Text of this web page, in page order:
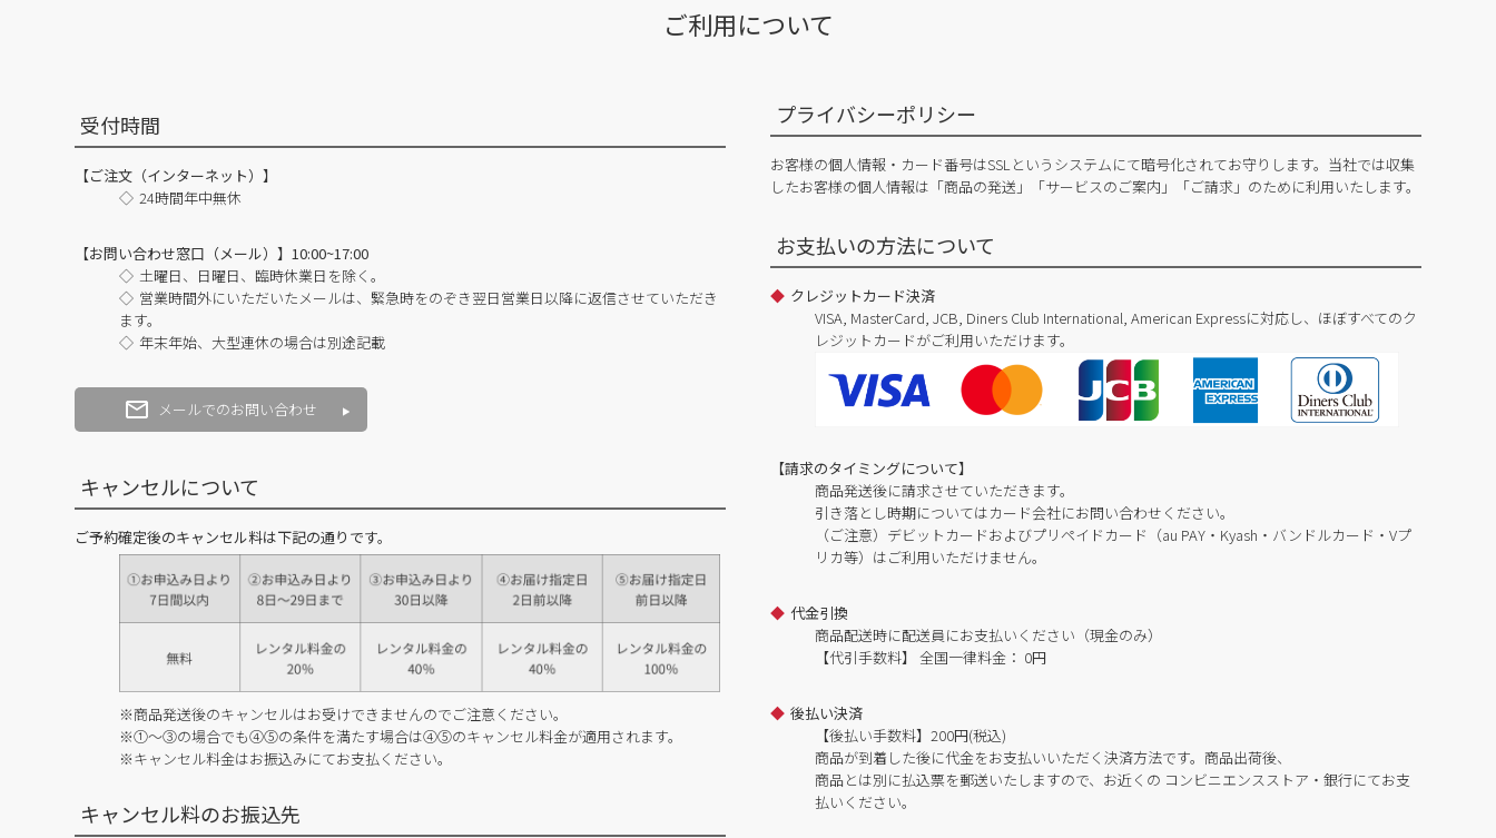
ご利用について
受付時間
【ご注文（インターネット）】
24時間年中無休
【お問い合わせ窓口（メール）】10:00~17:00
土曜日、日曜日、臨時休業日を除く。
営業時間外にいただいたメールは、緊急時をのぞき翌日営業日以降に返信させていただき
ます。
年末年始、大型連休の場合は別途記載
メールでのお問い合わせ
キャンセルについて
ご予約確定後のキャンセル料は下記の通りです。
※商品発送後のキャンセルはお受けできませんのでご注意ください。
※①～③の場合でも④⑤の条件を満たす場合は④⑤のキャンセル料金が適用されます。
※キャンセル料金はお振込みにてお支払ください。
キャンセル料のお振込先
プライバシーポリシー
お客様の個人情報・カード番号はSSLというシステムにて暗号化されてお守りします。当社では収集
したお客様の個人情報は「商品の発送」「サービスのご案内」「ご請求」のために利用いたします。
お支払いの方法について
クレジットカード決済
VISA, MasterCard, JCB, Diners Club International, American Expressに対応し、ほぼすべてのク
レジットカードがご利用いただけます。
【請求のタイミングについて】
商品発送後に請求させていただきます。
引き落とし時期についてはカード会社にお問い合わせください。
（ご注意）デビットカードおよびプリペイドカード（au PAY・Kyash・バンドルカード・Vプ
リカ等）はご利用いただけません。
代金引換
商品配送時に配送員にお支払いください（現金のみ）
【代引手数料】 全国一律料金： 0円
後払い決済
【後払い手数料】200円(税込)
商品が到着した後に代金をお支払いいただく決済方法です。商品出荷後、
商品とは別に払込票を郵送いたしますので、お近くの コンビニエンスストア・銀行にてお支
払いください。